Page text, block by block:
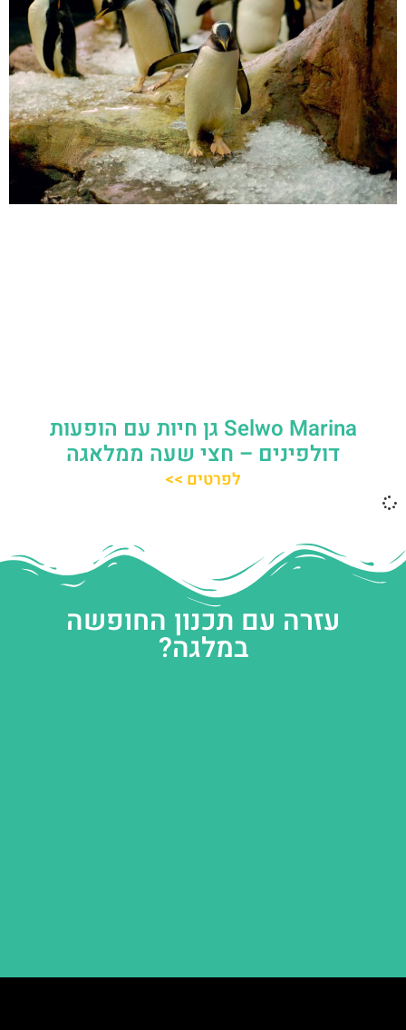
Selwo Marina גן חיות עם הופעות
דולפינים – חצי שעה ממלאגה
לפרטים >>
עזרה עם תכנון החופשה
במלגה?